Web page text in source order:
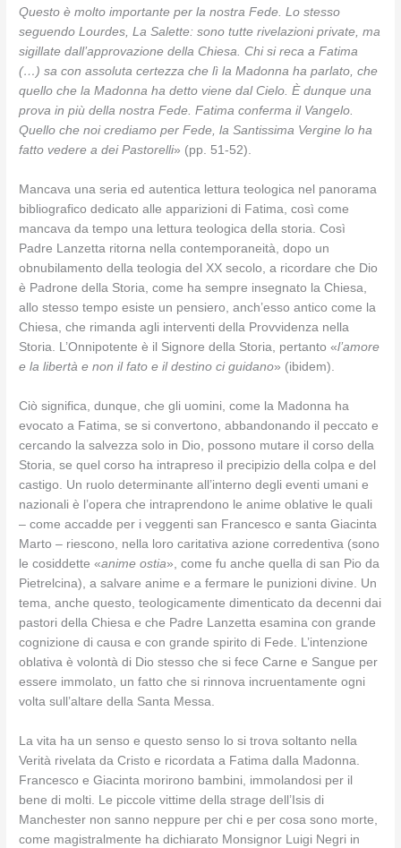
Questo è molto importante per la nostra Fede. Lo stesso
seguendo Lourdes, La Salette: sono tutte rivelazioni private, ma
sigillate dall’approvazione della Chiesa. Chi si reca a Fatima
(…) sa con assoluta certezza che lì la Madonna ha parlato, che
quello che la Madonna ha detto viene dal Cielo. È dunque una
prova in più della nostra Fede. Fatima conferma il Vangelo.
Quello che noi crediamo per Fede, la Santissima Vergine lo ha
fatto vedere a dei Pastorelli» (pp. 51-52).
Mancava una seria ed autentica lettura teologica nel panorama
bibliografico dedicato alle apparizioni di Fatima, così come
mancava da tempo una lettura teologica della storia. Così
Padre Lanzetta ritorna nella contemporaneità, dopo un
obnubilamento della teologia del XX secolo, a ricordare che Dio
è Padrone della Storia, come ha sempre insegnato la Chiesa,
allo stesso tempo esiste un pensiero, anch’esso antico come la
Chiesa, che rimanda agli interventi della Provvidenza nella
Storia. L’Onnipotente è il Signore della Storia, pertanto «l’amore
e la libertà e non il fato e il destino ci guidano» (ibidem).
Ciò significa, dunque, che gli uomini, come la Madonna ha
evocato a Fatima, se si convertono, abbandonando il peccato e
cercando la salvezza solo in Dio, possono mutare il corso della
Storia, se quel corso ha intrapreso il precipizio della colpa e del
castigo. Un ruolo determinante all’interno degli eventi umani e
nazionali è l’opera che intraprendono le anime oblative le quali
– come accadde per i veggenti san Francesco e santa Giacinta
Marto – riescono, nella loro caritativa azione corredentiva (sono
le cosiddette «anime ostia», come fu anche quella di san Pio da
Pietrelcina), a salvare anime e a fermare le punizioni divine. Un
tema, anche questo, teologicamente dimenticato da decenni dai
pastori della Chiesa e che Padre Lanzetta esamina con grande
cognizione di causa e con grande spirito di Fede. L’intenzione
oblativa è volontà di Dio stesso che si fece Carne e Sangue per
essere immolato, un fatto che si rinnova incruentamente ogni
volta sull’altare della Santa Messa.
La vita ha un senso e questo senso lo si trova soltanto nella
Verità rivelata da Cristo e ricordata a Fatima dalla Madonna.
Francesco e Giacinta morirono bambini, immolandosi per il
bene di molti. Le piccole vittime della strage dell’Isis di
Manchester non sanno neppure per chi e per cosa sono morte,
come magistralmente ha dichiarato Monsignor Luigi Negri in